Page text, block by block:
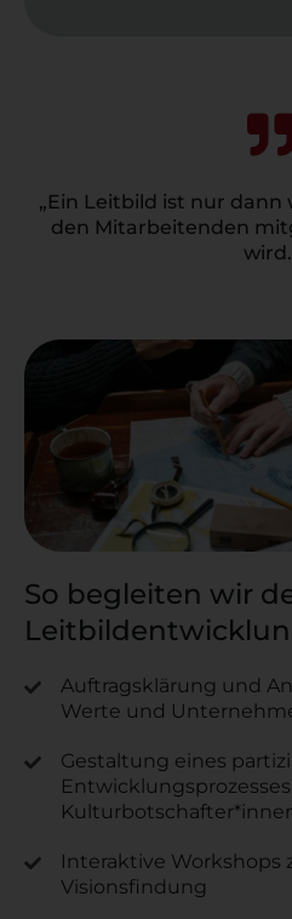
„Ein Leitbild ist nur dann
den Mitarbeitenden
So begleiten wir
Auftragsklärung und
Werte und
Gestaltung eines
Interaktive Workshops
Visionsfindung